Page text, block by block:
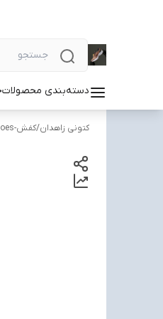
دسته‌بندی محصولات
کتونی زاهدان/کفش-shoes